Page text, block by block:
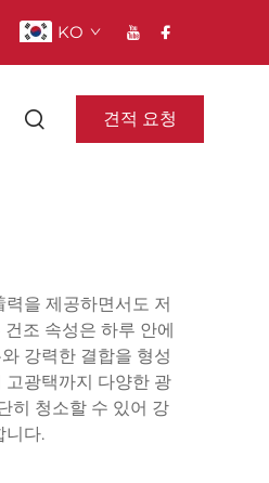
KO
견적 요청
을 제공하면서도 저
조 속성은 하루 안에
강력한 결합을 형성
고광택까지 다양한 광
히 청소할 수 있어 강
니다.